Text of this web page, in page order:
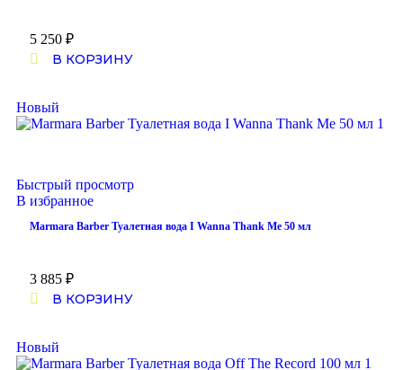
5 250 ₽
В КОРЗИНУ
Новый
Быстрый просмотр
В избранное
Marmara Barber Туалетная вода I Wanna Thank Me 50 мл
3 885 ₽
В КОРЗИНУ
Новый